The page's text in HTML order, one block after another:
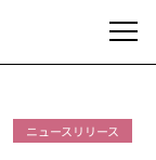
ニュースリリース